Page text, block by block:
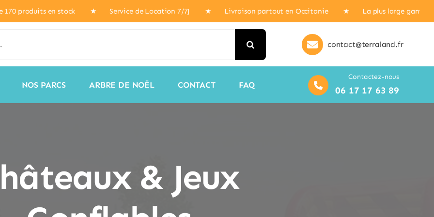
en stock ★ Service de Location 7/7J ★ Livraison partout en Occitanie ★ La plus large gamme de
contact@terraland.fr
NOS PARCS ARBRE DE NOËL CONTACT FAQ
Contactez-nous
06 17 17 63 89
& Jeux